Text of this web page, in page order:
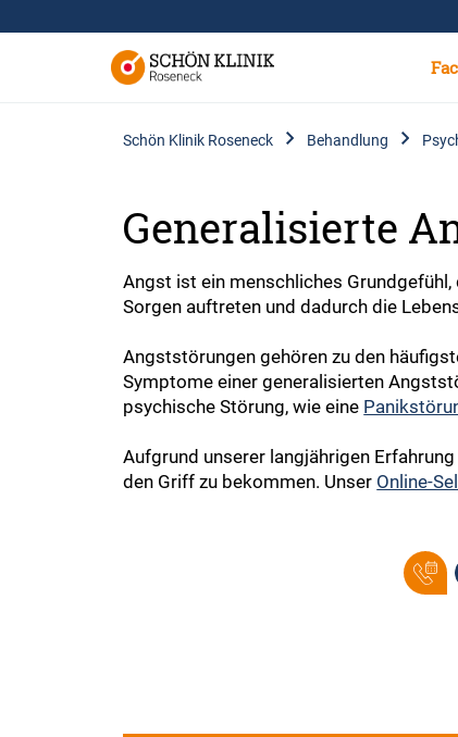
Schön Klinik Roseneck Behandlung
Generalisierte
Angst ist ein menschliches
Sorgen auftreten und dadurch die
Angststörungen gehören zu den
Symptome einer generalisierten
psychische Störung, wie eine
Aufgrund unserer langjährigen
den Griff zu bekommen. Unser Online-